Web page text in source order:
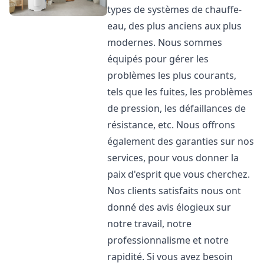
types de systèmes de chauffe-
eau, des plus anciens aux plus
modernes. Nous sommes
équipés pour gérer les
problèmes les plus courants,
tels que les fuites, les problèmes
de pression, les défaillances de
résistance, etc. Nous offrons
également des garanties sur nos
services, pour vous donner la
paix d'esprit que vous cherchez.
Nos clients satisfaits nous ont
donné des avis élogieux sur
notre travail, notre
professionnalisme et notre
rapidité. Si vous avez besoin